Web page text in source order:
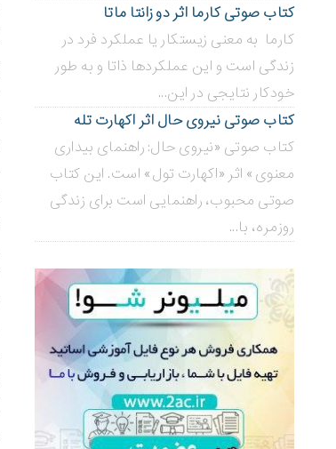
کتاب صوتی کارما اثر دو زانتا ماتا
کارما به معنی زیستکار یا عملکرد فرد در
زندگی است و این عملکردها ذاتا و به طور
خودکار نتایجی در این...
کتاب صوتی نیروی حال اثر اکهارت تله
کتاب صوتی «نیروی حال: راهنمای بیداری
معنوی» اثر «اکهارت تول» است. این کتاب
صوتی محبوب، راهنمایی است برای زندگی
روزمره، با...